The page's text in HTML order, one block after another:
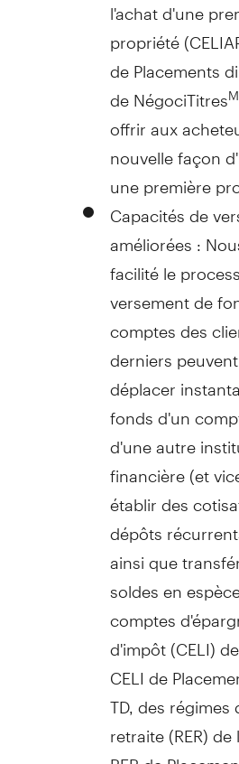
propriété
de Placements
de NégociTitres
offrir aux
nouvelle façon
une première
Capacités de
améliorées :
facilité le
versement de
comptes des
derniers
déplacer
fonds d'un
d'une autre
financière (et
établir des
dépôts
ainsi que
soldes en
comptes
d'impôt (CELI)
CELI de
TD, des
retraite (RER)